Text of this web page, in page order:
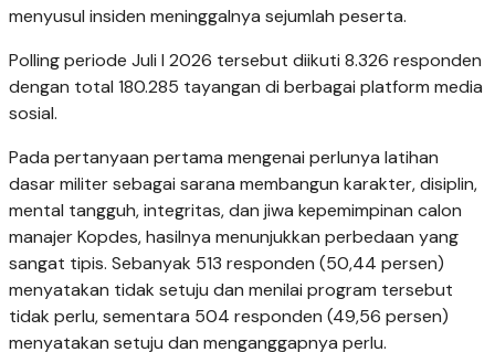
menyusul insiden meninggalnya sejumlah peserta.
Polling periode Juli I 2026 tersebut diikuti 8.326 responden
dengan total 180.285 tayangan di berbagai platform media
sosial.
Pada pertanyaan pertama mengenai perlunya latihan
dasar militer sebagai sarana membangun karakter, disiplin,
mental tangguh, integritas, dan jiwa kepemimpinan calon
manajer Kopdes, hasilnya menunjukkan perbedaan yang
sangat tipis. Sebanyak 513 responden (50,44 persen)
menyatakan tidak setuju dan menilai program tersebut
tidak perlu, sementara 504 responden (49,56 persen)
menyatakan setuju dan menganggapnya perlu.